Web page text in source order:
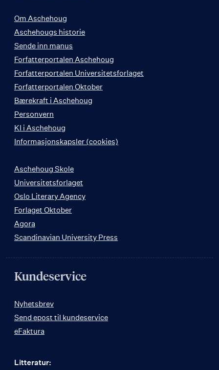
Om Aschehoug
Aschehougs historie
Sende inn manus
Forfatterportalen Aschehoug
Forfatterportalen Universitetsforlaget
Forfatterportalen Oktober
Bærekraft i Aschehoug
Personvern
KI i Aschehoug
Informasjonskapsler (cookies)
Aschehoug Skole
Universitetsforlaget
Oslo Literary Agency
Forlaget Oktober
Agora
Scandinavian University Press
Kundeservice
Nyhetsbrev
Send epost til kundeservice
eFaktura
Litteratur: